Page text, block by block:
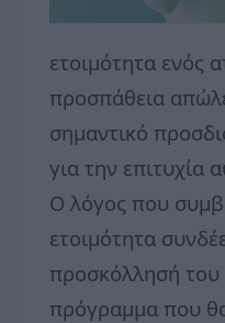
ετοιμότητα ενός
προσπάθεια
σημαντικό
για την επιτυχία
Ο λόγος που
ετοιμότητα
προσκόλλησή
πρόγραμμα που